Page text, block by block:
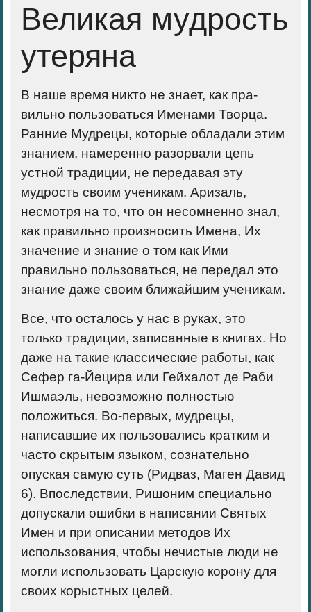
Великая мудрость
утеряна
В наше время никто не знает, как пра­
вильно пользоваться Именами Творца.
Ранние Мудрецы, которые обладали этим
знанием, намеренно разорвали цепь
устной традиции, не передавая эту
мудрость своим ученикам. Аризаль,
несмотря на то, что он несомненно знал,
как правильно произносить Имена, Их
значение и знание о том как Ими
правильно пользоваться, не передал это
знание даже своим ближайшим ученикам.
Все, что осталось у нас в руках, это
только традиции, записанные в книгах. Но
даже на такие классические работы, как
Сефер га-Йецира или Гейхалот де Раби
Ишмаэль, невозможно полностью
положиться. Во-первых, мудрецы,
написавшие их пользо­вались кратким и
часто скрытым языком, сознательно
опуская самую суть (Ридваз, Маген Давид
6). Впоследствии, Ришоним специально
допускали ошибки в написании Святых
Имен и при описании методов Их
использо­вания, чтобы нечистые люди не
могли исполь­зовать Царскую корону для
своих корыстных целей.